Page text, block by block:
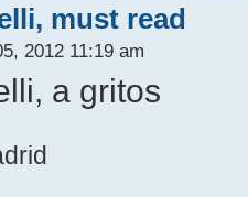
must read
2012 11:19 am
a gritos